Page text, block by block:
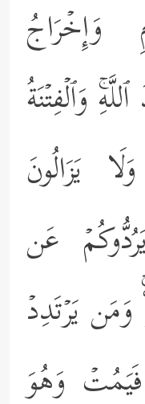
وَإِخۡرَاجُ
وَٱلۡفِتۡنَةُ
یَزَالُونَ
عَن
وَمَن یَرۡتَدِدۡ
وَهُوَ